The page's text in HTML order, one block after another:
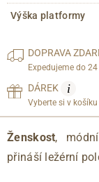
Výška platformy
DOPRAVA
Expedujeme do
DÁREK i
Vyberte si v
Ženskost,
přináší ležérní